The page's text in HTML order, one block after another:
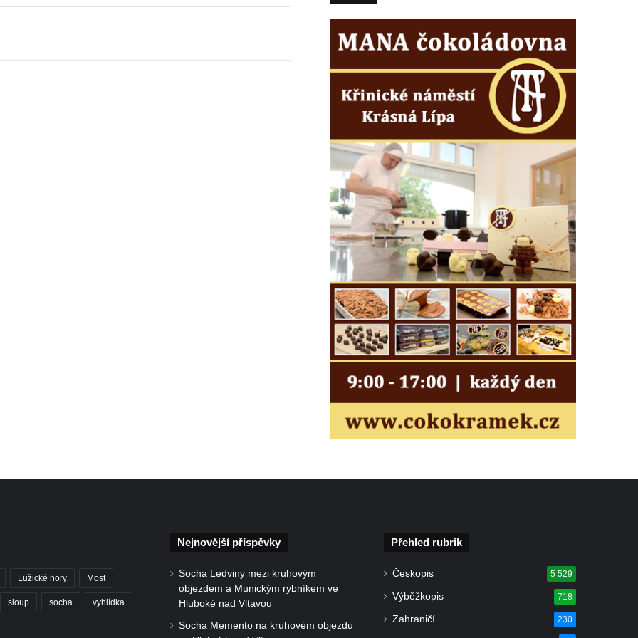
Lužické hory Most
sloup socha vyhlídka
Nejnovější příspěvky
Socha Ledviny mezi kruhovým
objezdem a Munickým rybníkem ve
Hluboké nad Vltavou
Socha Memento na kruhovém objezdu
Přehled rubrik
Českopis 5 529
Výběžkopis 718
Zahraničí 230